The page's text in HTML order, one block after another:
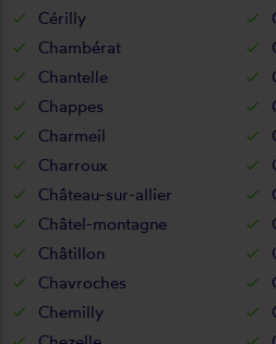
Cérilly
Chambérat
Chantelle
Chappes
Charmeil
Charroux
Château-sur-allier
Châtel-montagne
Châtillon
Chavroches
Chemilly